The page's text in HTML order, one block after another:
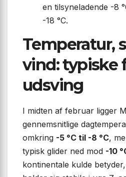
en tilsyneladende -8
-18 °C.
Temperatur,
vind: typiske
udsving
I midten af februar ligger
gennemsnitlige
omkring -5 °C til -8 °C,
typisk glider ned mod -10
kontinentale kulde